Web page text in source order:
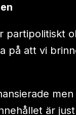
partipolitiskt
på att vi
är